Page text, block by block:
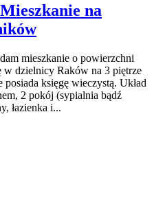
Mieszkanie na
mieszkanie o powierzchni
w dzielnicy Raków na 3 piętrze
księgę wieczystą. Układ
2 pokój (sypialnia bądź
łazienka i...